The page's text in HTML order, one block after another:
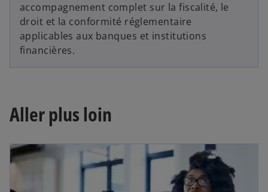
accompagnement complet sur la fiscalité, le
droit et la conformité réglementaire
applicables aux banques et institutions
financières.
Aller plus loin